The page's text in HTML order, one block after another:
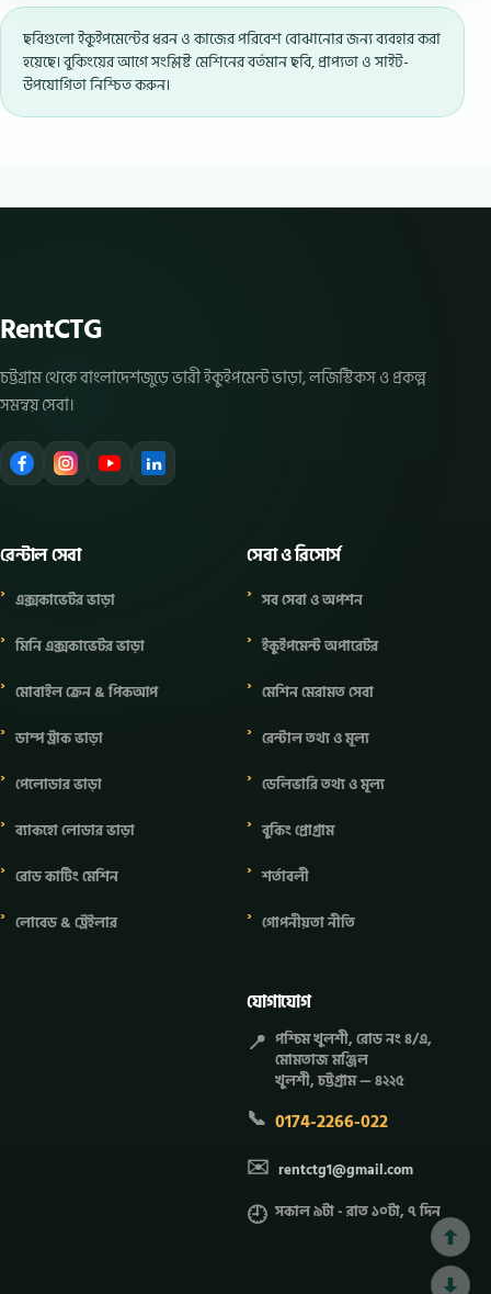
ছবিগুলো ইকুইপমেন্টের ধরন ও কাজের পরিবেশ বোঝানোর জন্য ব্যবহার করা
হয়েছে। বুকিংয়ের আগে সংশ্লিষ্ট মেশিনের বর্তমান ছবি, প্রাপ্যতা ও সাইট-
উপযোগিতা নিশ্চিত করুন।
RentCTG
চট্টগ্রাম থেকে বাংলাদেশজুড়ে ভারী ইকুইপমেন্ট ভাড়া, লজিস্টিকস ও প্রকল্প
সমন্বয় সেবা।
রেন্টাল সেবা
এক্সকাভেটর ভাড়া
মিনি এক্সকাভেটর ভাড়া
মোবাইল ক্রেন & পিকআপ
ডাম্প ট্রাক ভাড়া
পেলোডার ভাড়া
ব্যাকহো লোডার ভাড়া
রোড কাটিং মেশিন
লোবেড & ট্রেইলার
সেবা ও রিসোর্স
সব সেবা ও অপশন
ইকুইপমেন্ট অপারেটর
মেশিন মেরামত সেবা
রেন্টাল তথ্য ও মূল্য
ডেলিভারি তথ্য ও মূল্য
বুকিং প্রোগ্রাম
শর্তাবলী
গোপনীয়তা নীতি
যোগাযোগ
📍 পশ্চিম খুলশী, রোড নং ৪/এ,
মোমতাজ মঞ্জিল
খুলশী, চট্টগ্রাম — ৪২২৫
📞 0174-2266-022
✉️ rentctg1@gmail.com
🕘 সকাল ৯টা - রাত ১০টা, ৭ দিন